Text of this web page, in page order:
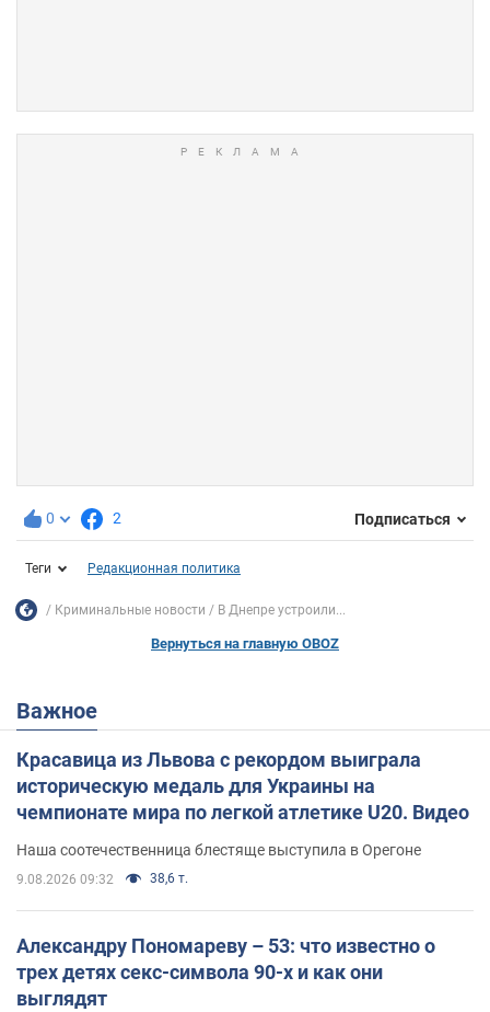
0 2 Подписаться
Теги Редакционная политика
Криминальные новости В Днепре устроили...
Вернуться на главную OBOZ
Важное
Красавица из Львова с рекордом выиграла
историческую медаль для Украины на
чемпионате мира по легкой атлетике U20. Видео
Наша соотечественница блестяще выступила в Орегоне
9.08.2026 09:32 38,6 т.
Александру Пономареву – 53: что известно о
трех детях секс-символа 90-х и как они
выглядят